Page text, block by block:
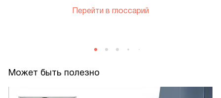
Перейти в глоссарий
Может быть полезно